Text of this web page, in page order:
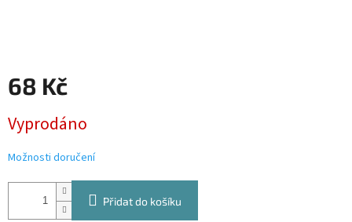
68 Kč
cena:
Vyprodáno
Možnosti doručení
Přidat do košíku